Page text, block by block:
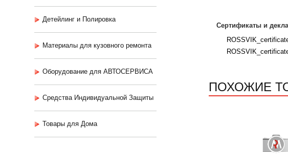
Детейлинг и Полировка
Материалы для кузовного ремонта
Оборудование для АВТОСЕРВИСА
Средства Индивидуальной Защиты
Товары для Дома
Сертификаты и
ПОХОЖИЕ